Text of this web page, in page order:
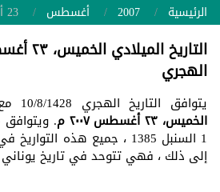
الرئيسية 2007 أغسطس 23 أغسطس
الهجري
يتوافق التاريخ الهجري 10/8/1428 مع التاريخ الميلادي في
الخميس، ٢٣ أغسطس ٢٠٠٧ م .
1 السنبل 1385 ، جميع هذه التواريخ في يوم
إلى ذلك ، فهي تتوحد في تاريخ يوناني واحد